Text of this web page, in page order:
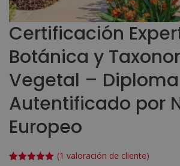
Certificación
Botánica y
Vegetal – Diploma
Autentificado por
Europeo
(1 valoración de cliente)